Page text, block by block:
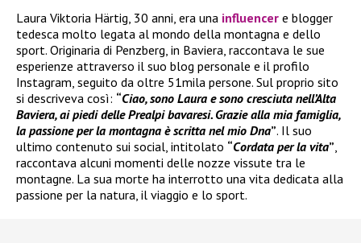
Laura Viktoria Härtig, 30 anni, era una influencer e blogger
tedesca molto legata al mondo della montagna e dello
sport. Originaria di Penzberg, in Baviera, raccontava le sue
esperienze attraverso il suo blog personale e il profilo
Instagram, seguito da oltre 51mila persone. Sul proprio sito
si descriveva così: “Ciao, sono Laura e sono cresciuta nell’Alta
Baviera, ai piedi delle Prealpi bavaresi. Grazie alla mia famiglia,
la passione per la montagna è scritta nel mio Dna”. Il suo
ultimo contenuto sui social, intitolato “Cordata per la vita”,
raccontava alcuni momenti delle nozze vissute tra le
montagne. La sua morte ha interrotto una vita dedicata alla
passione per la natura, il viaggio e lo sport.